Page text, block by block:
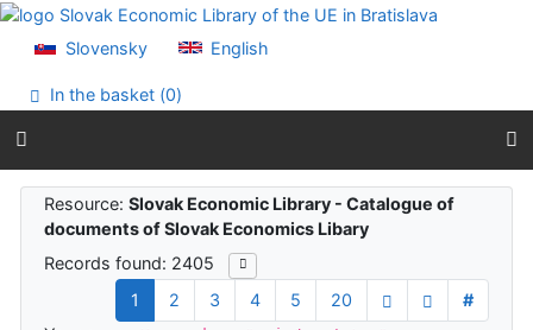
Go to content
Accessibility declaration
Slovensky English
In the basket (0)
Search results
Resource:Slovak Economic Library - Catalogue of
documents of Slovak Economics Libary
Records found: 2405
1
2 3 4 5 20
#